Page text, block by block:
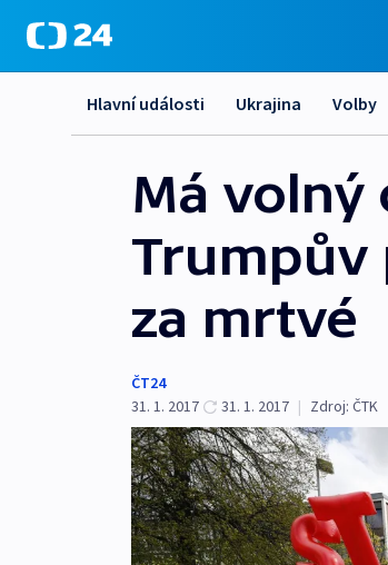
Hlavní události Ukrajina Volby
Má volný
Trumpův
za mrtvé
ČT24
31. 1. 2017
31. 1. 2017 | Zdroj: ČTK